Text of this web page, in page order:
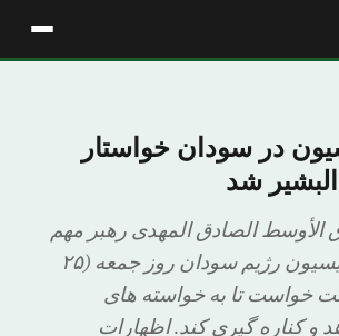
در سودان خواستار
شد
الأوسط الصادق المهدی رهبر مهم
ترین حزب اپوزیسیون رژیم سودان روز جمعه (۲۵
خواست تا به خواسته های
و کناره گیری کند. اظهارات